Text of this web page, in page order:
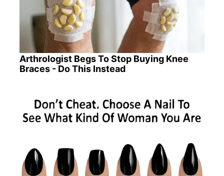
Arthrologist Begs To Stop Buying Knee
Braces - Do This Instead